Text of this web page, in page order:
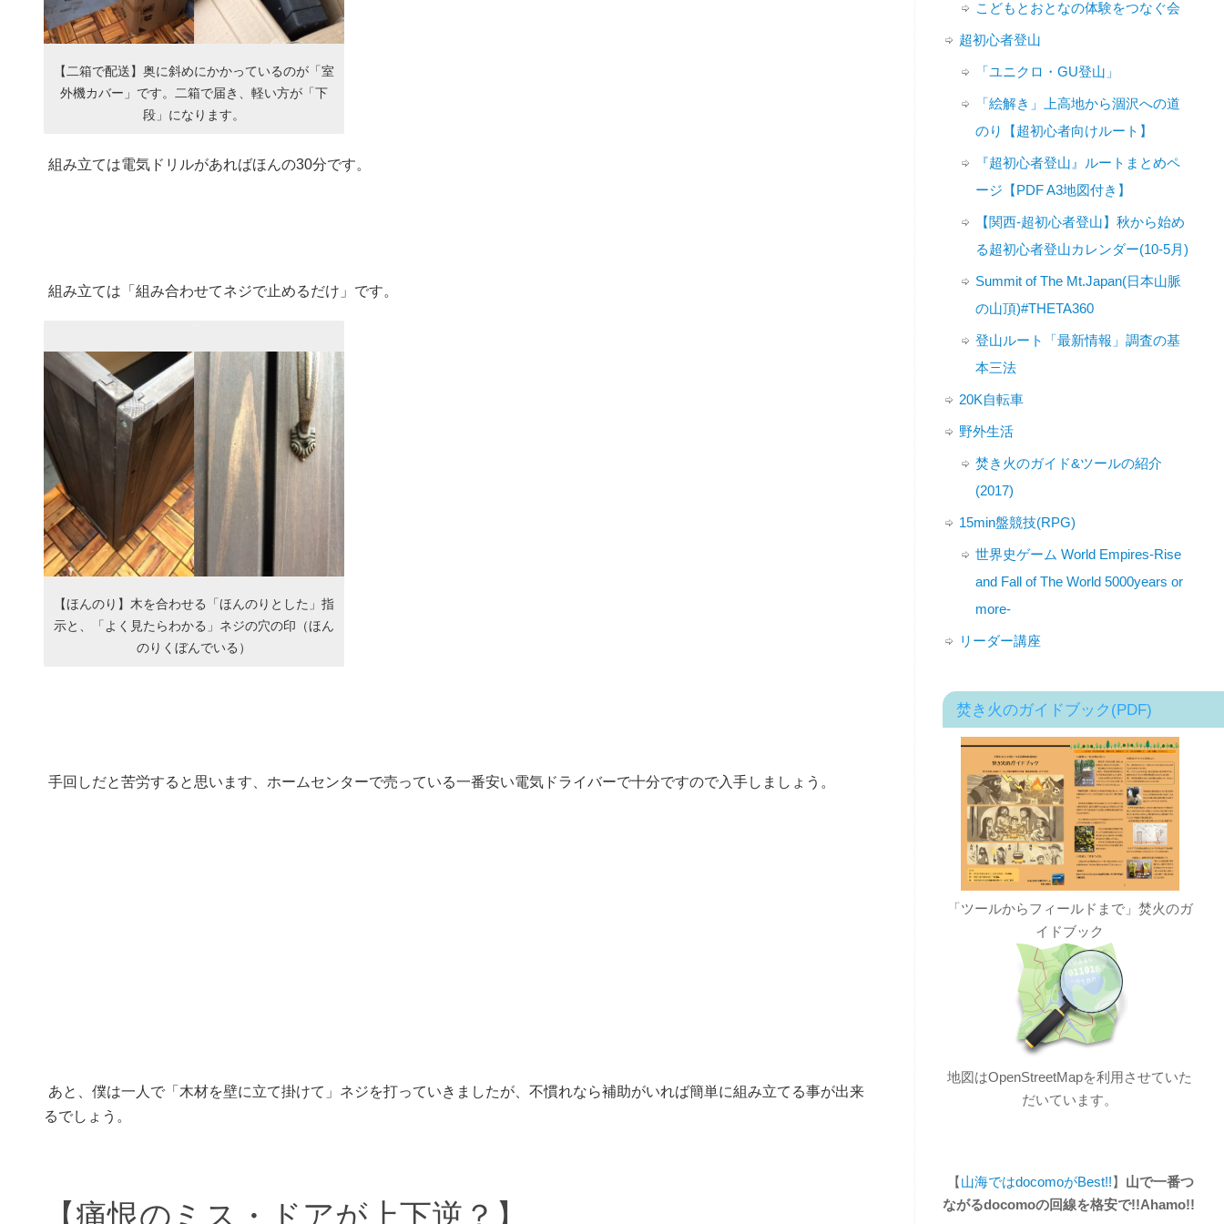
【二箱で配送】奥に斜めにかかっているのが「室
外機カバー」です。二箱で届き、軽い方が「下
段」になります。
組み立ては電気ドリルがあればほんの30分です。
組み立ては「組み合わせてネジで止めるだけ」です。
【ほんのり】木を合わせる「ほんのりとした」指
示と、「よく見たらわかる」ネジの穴の印（ほん
のりくぼんでいる）
手回しだと苦労すると思います、ホームセンターで売っている一番安い電気ドライバーで十分ですので入手しましょう。
あと、僕は一人で「木材を壁に立て掛けて」ネジを打っていきましたが、不慣れなら補助がいれば簡単に組み立てる事が出来
るでしょう。
【痛恨のミス・ドアが上下逆？】
こどもとおとなの体験をつなぐ会
超初心者登山
「ユニクロ・GU登山」
「絵解き」上高地から涸沢への道
のり【超初心者向けルート】
『超初心者登山』ルートまとめペ
ージ【PDF A3地図付き】
【関西-超初心者登山】秋から始め
る超初心者登山カレンダー(10-5月)
Summit of The Mt.Japan(日本山脈
の山頂)#THETA360
登山ルート「最新情報」調査の基
本三法
20K自転車
野外生活
焚き火のガイド&ツールの紹介
(2017)
15min盤競技(RPG)
世界史ゲーム World Empires-Rise
and Fall of The World 5000years or
more-
リーダー講座
焚き火のガイドブック(PDF)
「ツールからフィールドまで」焚火のガ
イドブック
地図はOpenStreetMapを利用させていた
だいています。
【山海ではdocomoがBest!!】 山で一番つ
ながるdocomoの回線を格安で!!Ahamo!!